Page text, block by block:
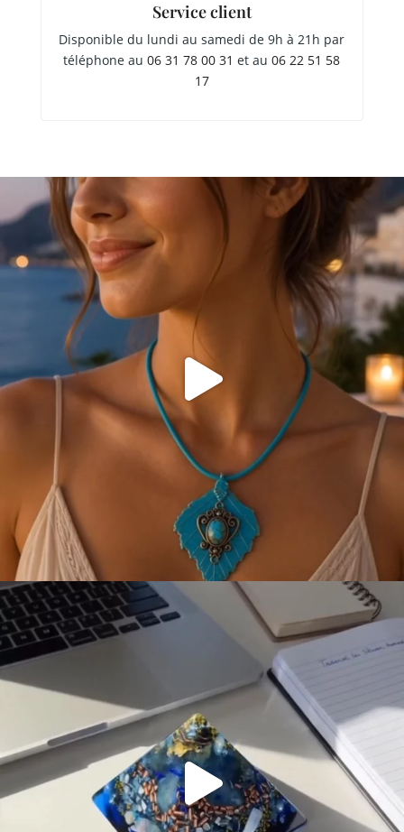
Service client
Disponible du lundi au samedi de 9h à 21h par
téléphone au06 31 78 00 31 et au06 22 51 58
17